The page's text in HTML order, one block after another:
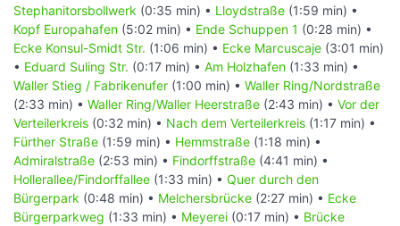
Stephanitorsbollwerk (0:35 min) • Lloydstraße (1:59 min) •
Kopf Europahafen (5:02 min) • Ende Schuppen 1 (0:28 min) •
Ecke Konsul-Smidt Str. (1:06 min) • Ecke Marcuscaje (3:01 min)
• Eduard Suling Str. (0:17 min) • Am Holzhafen (1:33 min) •
Waller Stieg / Fabrikenufer (1:00 min) • Waller Ring/Nordstraße
(2:33 min) • Waller Ring/Waller Heerstraße (2:43 min) • Vor der
Verteilerkreis (0:32 min) • Nach dem Verteilerkreis (1:17 min) •
Fürther Straße (1:59 min) • Hemmstraße (1:18 min) •
Admiralstraße (2:53 min) • Findorffstraße (4:41 min) •
Hollerallee/Findorffallee (1:33 min) • Quer durch den
Bürgerpark (0:48 min) • Melchersbrücke (2:27 min) • Ecke
Bürgerparkweg (1:33 min) • Meyerei (0:17 min) • Brücke